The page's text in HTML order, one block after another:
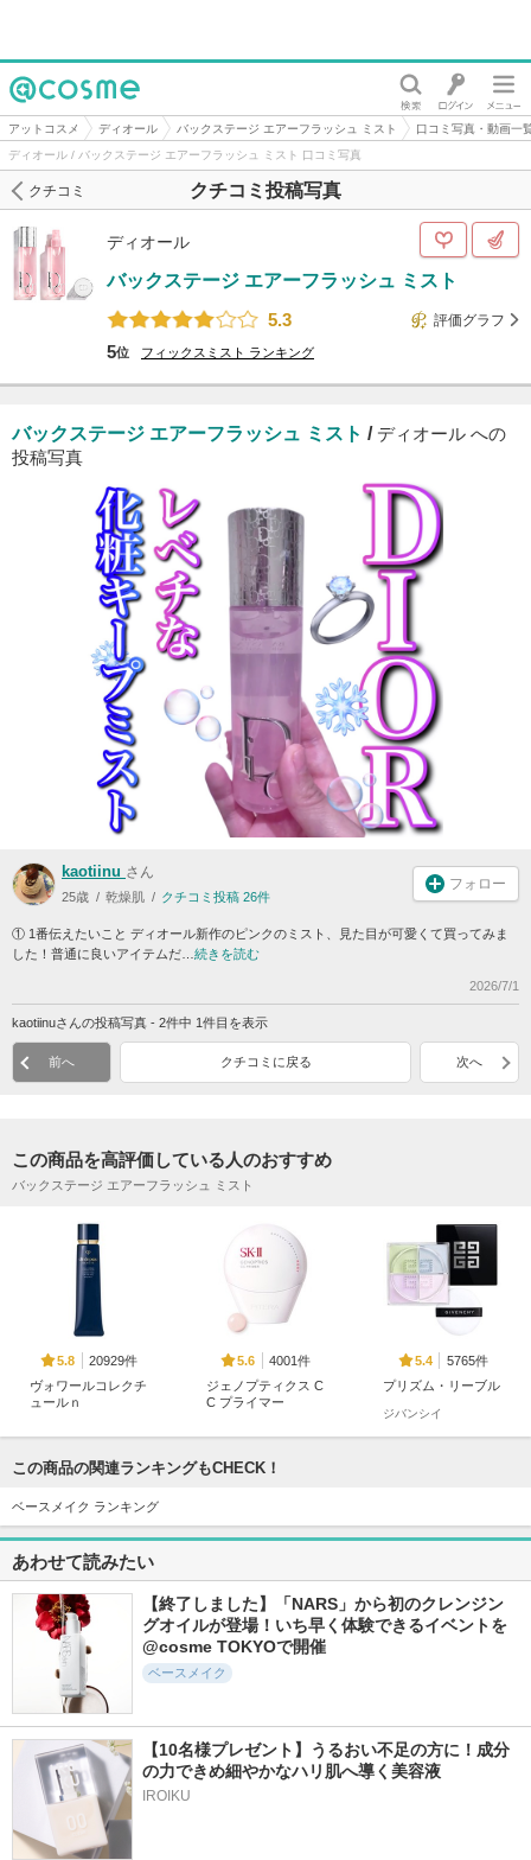
@cosme
アットコスメ ディオール バックステージ エアーフラッシュ ミスト
口コミ写真・動画一
ディオール / バックステージ エアーフラッシュ ミスト 口コミ写真
クチコミ投稿写真
クチコミ
ディオール
バックステージ エアーフラッシュ ミスト
5.3
評価グラフ
5位 フィックスミスト ランキング
バックステージ エアーフラッシュ ミスト / ディオール への
投稿写真
kaotiinu さん
25歳 乾燥肌 クチコミ投稿 26件
フォロー
① 1番伝えたいこと ディオール新作のピンクのミスト、見た目が可愛くて買ってみま
した！普通に良いアイテムだ… 続きを読む
2026/7/1
kaotiinuさんの投稿写真 - 2件中 1件目を表示
前へ クチコミに戻る 次へ
この商品を高評価している人のおすすめ
バックステージ エアーフラッシュ ミスト
5.8
20929件
ヴォワールコレクチ
ュールｎ
5.6
4001件
ジェノプティクス C
C プライマー
5.4
5765件
プリズム・リーブル
ジバンシイ
5.6
8639件
ディオールスキン
フォーエヴァー ス
キン コレクト コン
シーラー
ディオール
5.6
11357件
ルース パウダー
コスメデコルテ
5.4
2732件
ライトリフレクティ
ング トーンアップ
5.6
2253件
この商品の関連ランキングもCHECK！
ベースメイク ランキング
あわせて読みたい
【終了しました】「NARS」から初のクレンジン
グオイルが登場！いち早く体験できるイベントを
@cosme TOKYOで開催
ベースメイク
【10名様プレゼント】うるおい不足の方に！成分
の力できめ細やかなハリ肌へ導く美容液
IROIKU